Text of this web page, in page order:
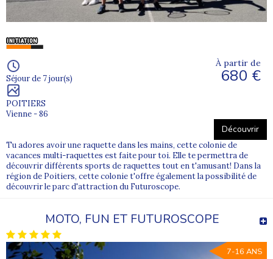
Séjour de 7 jour(s)
POITIERS
Vienne - 86
À partir de
680 €
Découvrir
Tu adores avoir une raquette dans les mains, cette colonie de
vacances multi-raquettes est faite pour toi. Elle te permettra de
découvrir différents sports de raquettes tout en t'amusant! Dans la
région de Poitiers, cette colonie t'offre également la possibilité de
découvrir le parc d'attraction du Futuroscope.
MOTO, FUN ET FUTUROSCOPE
7-16 ANS